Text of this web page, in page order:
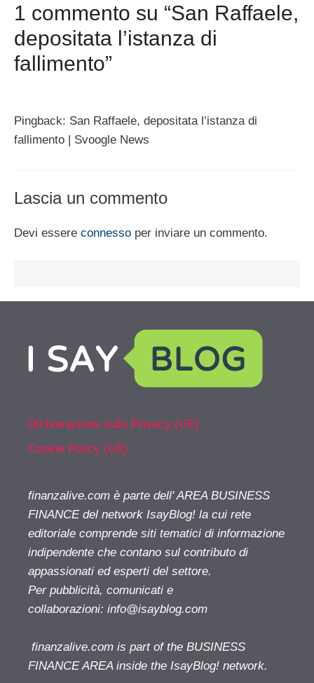
1 commento su “San Raffaele,
depositata l’istanza di
fallimento”
Pingback: San Raffaele, depositata l’istanza di
fallimento | Svoogle News
Lascia un commento
Devi essere connesso per inviare un commento.
Dichiarazione sulla Privacy (UE)
Cookie Policy (UE)
finanzalive.com è parte dell' AREA BUSINESS
FINANCE del network IsayBlog! la cui rete
editoriale comprende siti tematici di informazione
indipendente che contano sul contributo di
appassionati ed esperti del settore.
Per pubblicità, comunicati e
collaborazioni: info@isayblog.com
finanzalive.com is part of the BUSINESS
FINANCE AREA inside the IsayBlog! network.